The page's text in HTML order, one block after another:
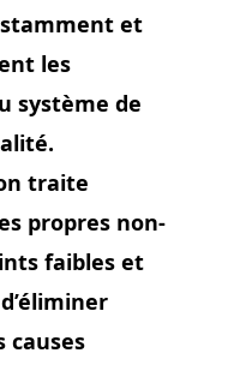
et
les
système de
traite
propres non-
faibles et
causes